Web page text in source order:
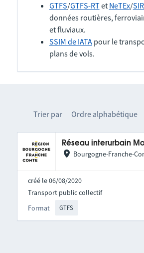
GTFS/GTFS-RTet NeTEx/
données routières,
et fluviaux.
SSIM de IATApour le
plans de vols.
Trier par Ordre alphabétique
Réseau interurbain
Bourgogne-Franche-
créé le 06/08/2020
Format GTFS
Transport public collectif